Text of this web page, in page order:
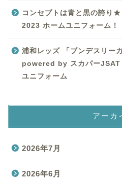
コンセプトは青と黒の誇り
2023 ホームユニフォーム！
浦和レッズ 「ブンデスリー
powered by スカパーJSAT
ユニフォーム
アーカ
2026年7月
2026年6月